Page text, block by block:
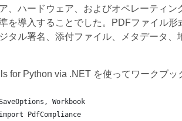
、ハードウェア、およびオペレーティ
を導入することでした。PDFファイル
タル署名、添付ファイル、メタデータ
for Python via .NET を使ってワークブ
Workbook
PdfCompliance